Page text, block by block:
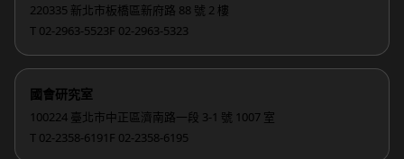
220335 新北市板橋區新府路 88 號 2 樓
T 02-2963-5523F 02-2963-5323
國會研究室
100224 臺北市中正區濟南路一段 3-1 號 1007 室
T 02-2358-6191 F 02-2358-6195